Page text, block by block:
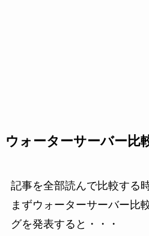
ウォーターサーバー比
記事を全部読んで比較する
まずウォーターサーバー比
グを発表すると・・・